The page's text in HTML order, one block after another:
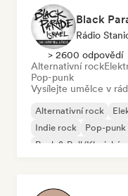
Black
Rádio
> 2600 odpovědí
Alternativní rock
Pop-punk
Vysílejte umělce v
Alternativní rock
Indie rock
Pop-punk
Rock & Roll/Klasický